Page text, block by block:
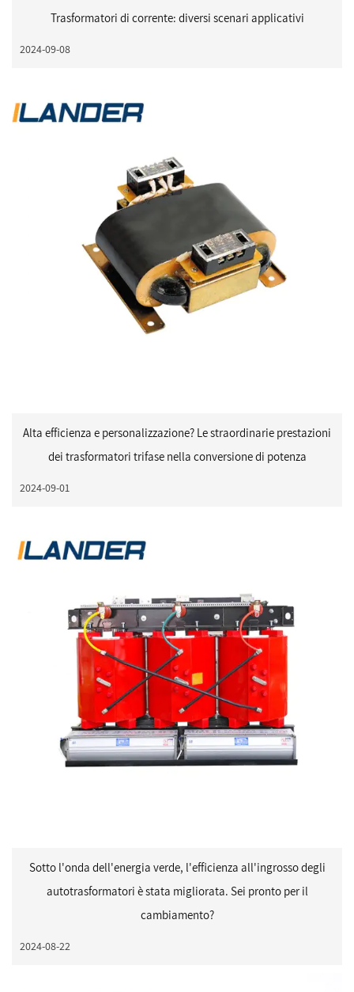
Trasformatori di corrente: diversi scenari applicativi
2024-09-08
Alta efficienza e personalizzazione? Le straordinarie prestazioni
dei trasformatori trifase nella conversione di potenza
2024-09-01
Sotto l'onda dell'energia verde, l'efficienza all'ingrosso degli
autotrasformatori è stata migliorata. Sei pronto per il
cambiamento?
2024-08-22